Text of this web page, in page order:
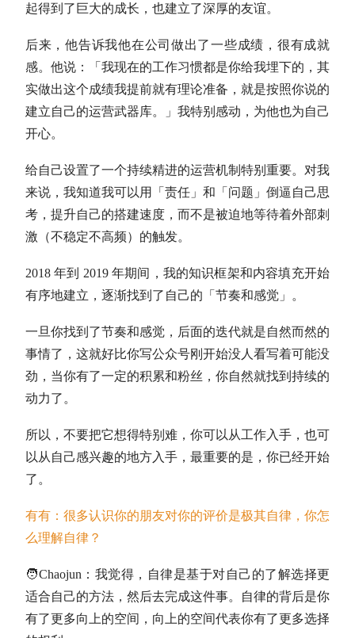
起得到了巨大的成长，也建立了深厚的友谊。
后来，他告诉我他在公司做出了一些成绩，很有成就
感。他说：「我现在的工作习惯都是你给我埋下的，其
实做出这个成绩我提前就有理论准备，就是按照你说的
建立自己的运营武器库。」我特别感动，为他也为自己
开心。
给自己设置了一个持续精进的运营机制特别重要。对我
来说，我知道我可以用「责任」和「问题」倒逼自己思
考，提升自己的搭建速度，而不是被迫地等待着外部刺
激（不稳定不高频）的触发。
2018 年到 2019 年期间，我的知识框架和内容填充开始
有序地建立，逐渐找到了自己的「节奏和感觉」。
一旦你找到了节奏和感觉，后面的迭代就是自然而然的
事情了，这就好比你写公众号刚开始没人看写着可能没
劲，当你有了一定的积累和粉丝，你自然就找到持续的
动力了。
所以，不要把它想得特别难，你可以从工作入手，也可
以从自己感兴趣的地方入手，最重要的是，你已经开始
了。
有有：很多认识你的朋友对你的评价是极其自律，你怎
么理解自律？
🧑Chaojun： 我觉得，自律是基于对自己的了解选择更
适合自己的方法，然后去完成这件事。自律的背后是你
有了更多向上的空间，向上的空间代表你有了更多选择